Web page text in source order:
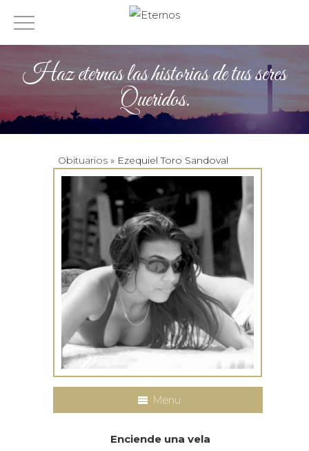
Haz eternas las historias de tus seres
Queridos.
Obituarios » Ezequiel Toro Sandoval
Menu
Enciende una vela